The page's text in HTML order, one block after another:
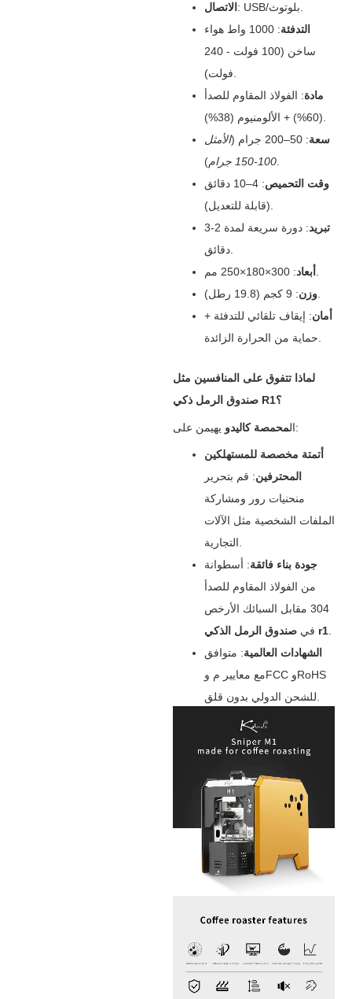
الاتصال
التدفئة
‌: 1000 واط هواء
ساخن (100 فولت - 240
مادة‌: الفولاذ المقاوم للصدأ
سعة‌: 50–200 جرام (
الأمثل
100-150 جرام).
وقت التحميص
‌: 4–10 دقائق
تبريد
‌: دورة سريعة لمدة 2-3
دقائق.
أبعاد
وزن‌: 9 كجم (19.8 رطل).
أمان‌: إيقاف تلقائي للتدفئة +
لماذا تتفوق على المنافسين مثل
صندوق الرمل ذكي R1؟
المحمصة كاليدو ‌ يهيمن على:
أتمتة مخصصة للمستهلكين
المحترفين‌: قم بتحرير
منحنيات رور ومشاركة
الملفات الشخصية مثل الآلات
جودة بناء فائقة‌: أسطوانة
من الفولاذ المقاوم للصدأ
304 مقابل السبائك الأرخص
في ‌ صندوق الرمل الذكي r1‌.
الشهادات العالمية‌: متوافق
مع معايير م وFCC وRoHS